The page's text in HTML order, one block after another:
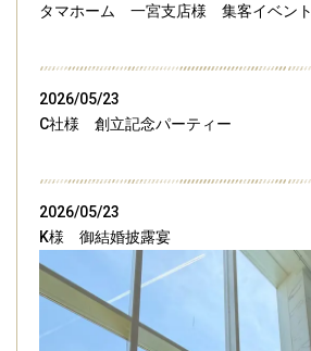
タマホーム 一宮支店様 集客イベント
2026/05/23
C社様 創立記念パーティー
2026/05/23
K様 御結婚披露宴